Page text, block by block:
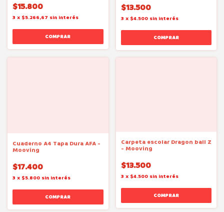
$15.800
3 x $5.266,67 sin interés
$13.500
3 x $4.500 sin interés
Cuaderno A4 Tapa Dura AFA -
Mooving
$17.400
3 x $5.800 sin interés
Carpeta escolar Dragon ball Z
- Mooving
$13.500
3 x $4.500 sin interés